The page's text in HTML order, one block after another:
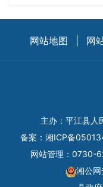
网站地图 网
主办：平江县人
备案： 湘ICP备
网站管理：0730-
湘公